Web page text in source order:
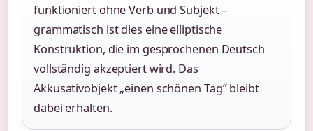
funktioniert ohne Verb und Subjekt –
grammatisch ist dies eine elliptische
Konstruktion, die im gesprochenen Deutsch
vollständig akzeptiert wird. Das
Akkusativobjekt „einen schönen Tag” bleibt
dabei erhalten.